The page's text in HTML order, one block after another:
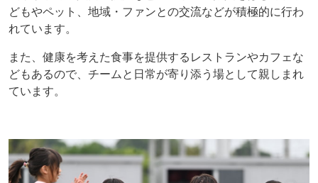
どもやペット、地域・ファンとの交流などが積極的に行わ
れています。
また、健康を考えた食事を提供するレストランやカフェな
どもあるので、チームと日常が寄り添う場として親しまれ
ています。